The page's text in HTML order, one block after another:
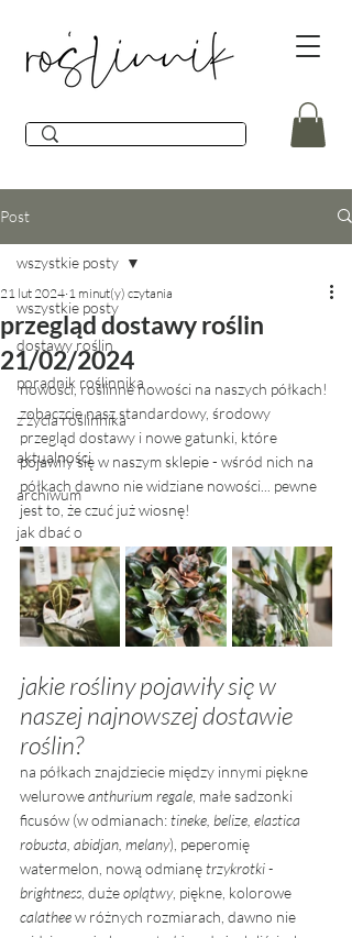
Post
wszystkie posty
dostawy roślin
poradnik roślinnika
z życia roślinnika
aktualności
archiwum
jak dbać o
wszystkie posty
przegląd dostawy roślin
21/02/2024
21 lut 2024 1 minut(y) czytania
nowości, roślinne nowości na naszych półkach!
zobaczcie nasz standardowy, środowy
przegląd dostawy i nowe gatunki, które
pojawiły się w naszym sklepie - wśród nich na
półkach dawno nie widziane nowości... pewne
jest to, że czuć już wiosnę!
jakie rośliny pojawiły się w
naszej najnowszej dostawie
roślin?
na półkach znajdziecie między innymi piękne
welurowe anthurium regale , małe sadzonki
ficusów (w odmianach: tineke, belize, elastica
robusta, abidjan, melany), peperomię
watermelon, nową odmianę trzykrotki -
brightness , duże oplątwy, piękne, kolorowe
calathee w różnych rozmiarach, dawno nie